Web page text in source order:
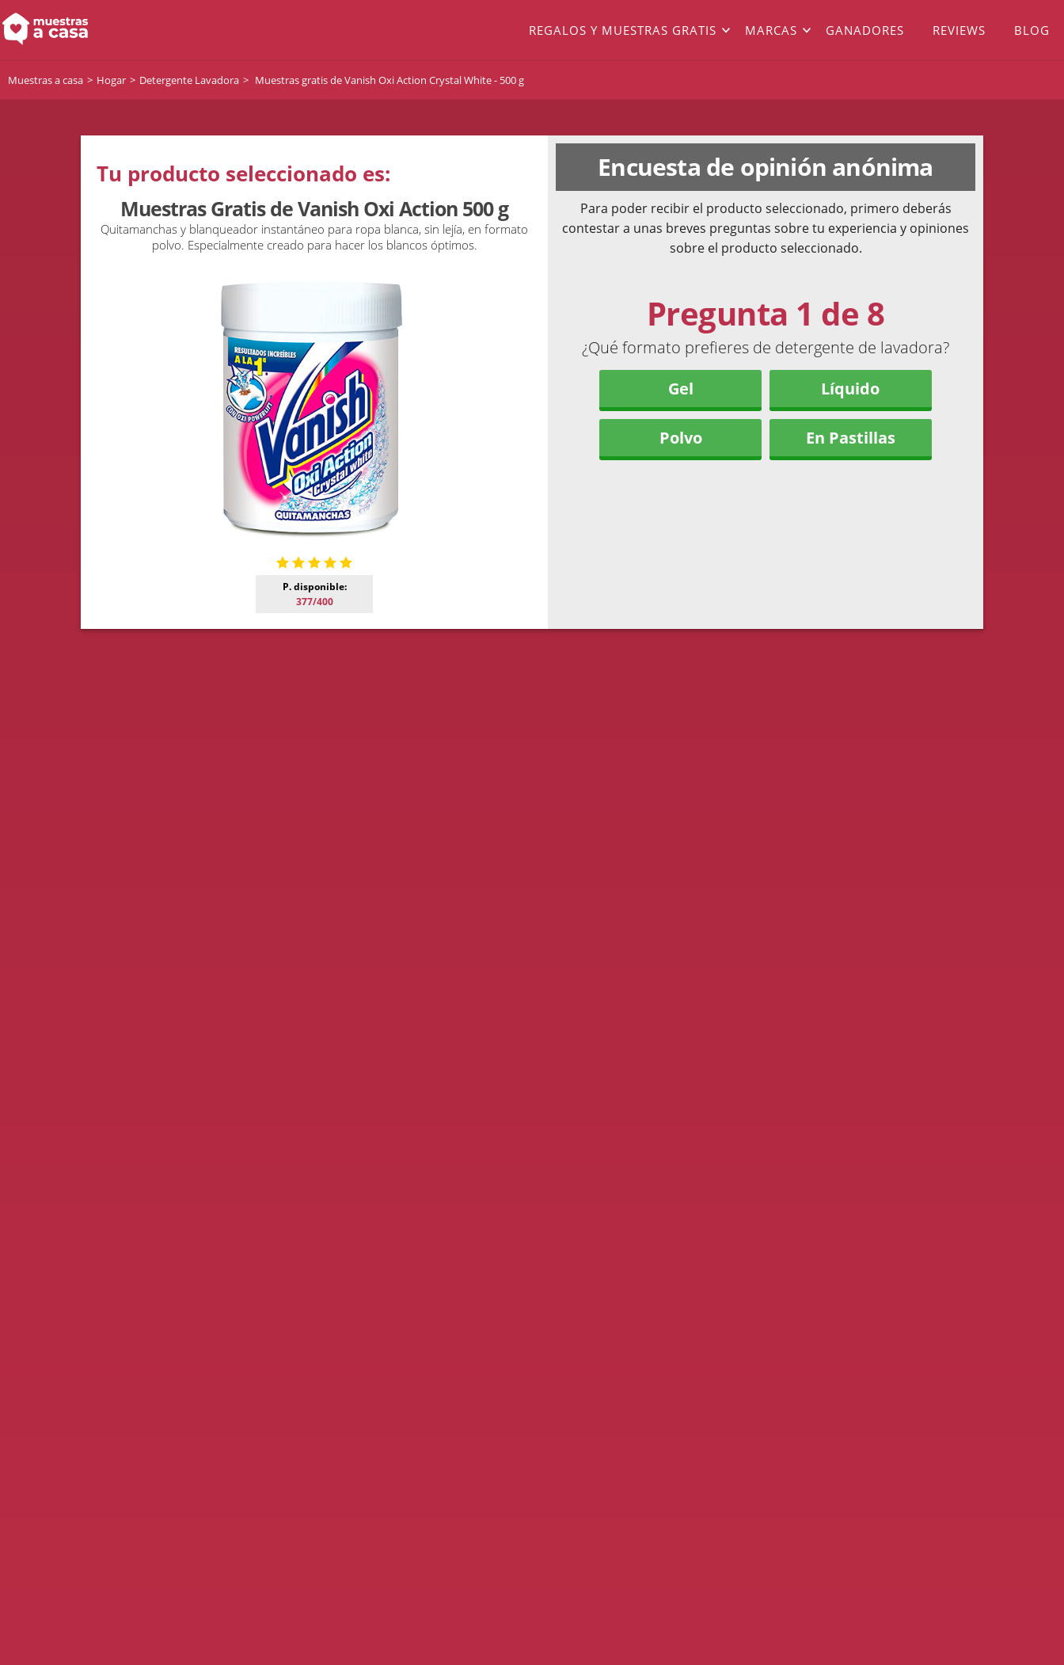
REGALOS Y MUESTRAS GRATIS MARCAS GANADORES REVIEWS BLOG
Muestras a casa Hogar Detergente Lavadora Muestras gratis de Vanish Oxi Action Crystal White - 500 g
Tu producto seleccionado es:
Muestras Gratis de Vanish Oxi Action 500 g
Quitamanchas y blanqueador instantáneo para ropa blanca, sin lejía, en formato
polvo. Especialmente creado para hacer los blancos óptimos.
P. disponible:
377/400
Encuesta de opinión anónima
Para poder recibir el producto seleccionado, primero deberás
contestar a unas breves preguntas sobre tu experiencia y opiniones
sobre el producto seleccionado.
Pregunta 1 de 8
¿Qué formato prefieres de detergente de lavadora?
Gel
Líquido
Polvo En Pastillas